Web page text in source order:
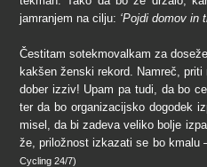
jamranjem na cilju: ‘Pojdi domov in
Čestitam sotekmovalkam za
kakšen ženski rekord. Namreč,
dober izziv! Upam pa tudi, da bo
ter da bo organizacijsko dogodek
misel, da bi zadeva veliko bolje
že, priložnost izkazati se bo kmalu
Cycling 24/7)